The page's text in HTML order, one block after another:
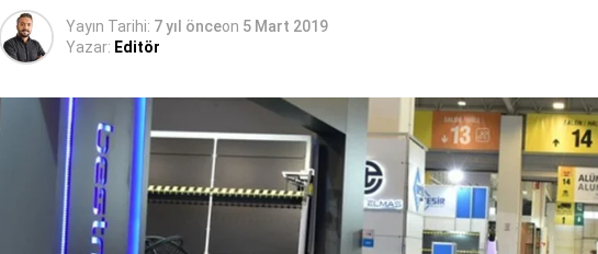
Yayın Tarihi: 7 yıl önceon 5 Mart 2019
Yazar: Editör